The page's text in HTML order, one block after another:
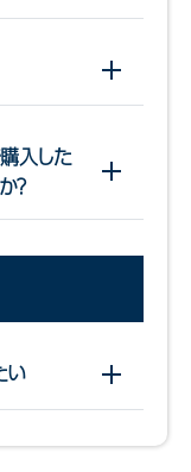
開閉する
入した
？
開閉する
い 開閉する